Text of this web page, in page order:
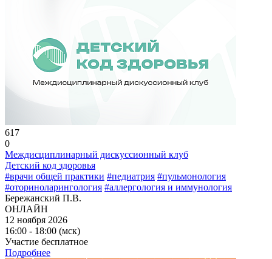
617
0
Междисциплинарный дискуссионный клуб
Детский код здоровья
#врачи общей практики #педиатрия #пульмонология
#оториноларингология #аллергология и иммунология
Бережанский П.В.
ОНЛАЙН
12 ноября 2026
16:00 - 18:00 (мск)
Участие бесплатное
Подробнее